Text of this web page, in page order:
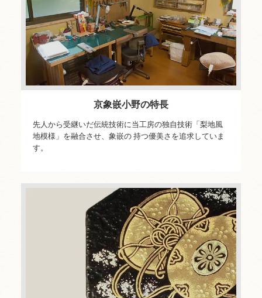
京象嵌小野の特長
先人から受継いだ伝統技術に当工房の独自技術「梨地風
地模様」を融合させ、象嵌の 持つ優美さを追求していま
す。